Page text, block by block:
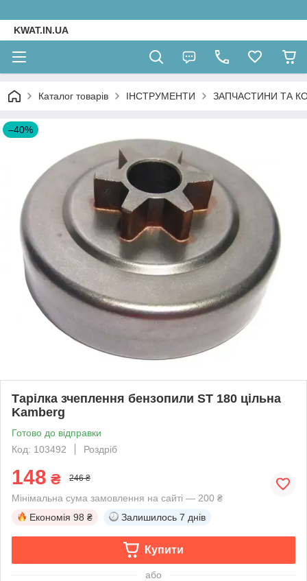
KWAT.IN.UA
Каталог товарів ІНСТРУМЕНТИ ЗАПЧАСТИНИ ТА
–40%
Тарілка зчеплення бензопили ST 180 цільна
Kamberg
Готово до відправки
Код: 103492
Роздріб
148 ₴ 246 ₴
Мінімальна сума замовлення на сайті — 200 ₴
Економія 98 ₴ Залишилось 7 днів
Купити
або